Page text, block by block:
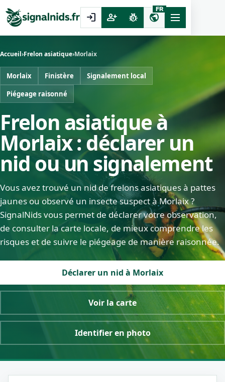
login person_add pest_control public
FR
Accueil›Frelon asiatique›Morlaix
Morlaix Finistère
Signalement local
Piégeage raisonné
Frelon asiatique à
Morlaix : déclarer un
nid ou un signalement
Vous avez trouvé un nid de frelons asiatiques à pattes
jaunes ou observé un insecte suspect à Morlaix ?
SignalNids vous permet de déclarer votre observation,
de consulter la carte locale, de mieux comprendre les
risques et de suivre le piégeage de manière raisonnée.
Déclarer un nid à Morlaix
Voir la carte
Identifier en photo